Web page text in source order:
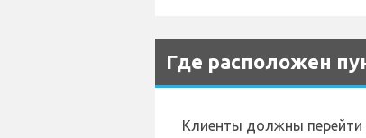
Где расположен
Клиенты должны перейти